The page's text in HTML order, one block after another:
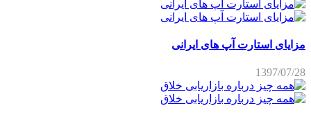
مزایای استارت آپ های ایرانی
1397/07/28